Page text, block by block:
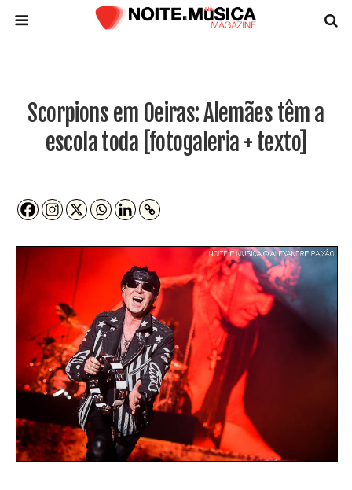
Scorpions em Oeiras: Alemães têm a
escola toda [fotogaleria + texto]